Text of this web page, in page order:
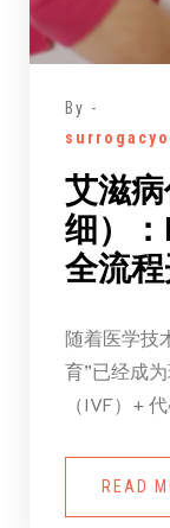
By -
艾滋
细）
全流
随着医学技
育”已经成
（IVF）+ 代
READ